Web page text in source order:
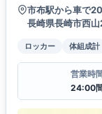
市布駅から車で
長崎県長崎市西
ロッカー 体組成計
営業時
24:00